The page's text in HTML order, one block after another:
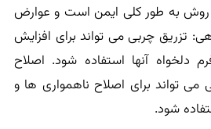
روش به طور کلی ایمن است و عوارض
تزریق چربی می تواند برای افزایش
آنها استفاده شود. اصلاح
می تواند برای اصلاح ناهمواری ها و
شود.